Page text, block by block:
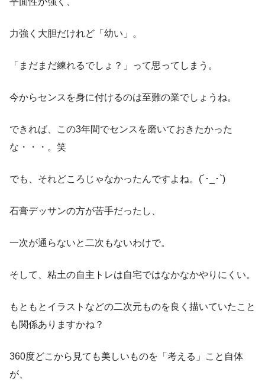
力強く大胆だけれど「幼い」。
「まだまだ練れるでしょ？」って思ってしまう。
今からセンスを身に付けるのは至難の業でしょうね。
できれば、この3年間でセンスを磨いておきたかった
な・・・。笑
でも、それどころじゃなかったんですよね。(´･_･`)
石膏デッサンの方が苦手だったし、
一次が通らないと二次もないわけで。
そして、粘土の自主トレは自宅ではなかなかやりにくい。
もともとイラストなどの二次元ものを良く描いていたこと
も関係ありますかね？
360度どこから見ても美しいものを「考える」こと自体
が、